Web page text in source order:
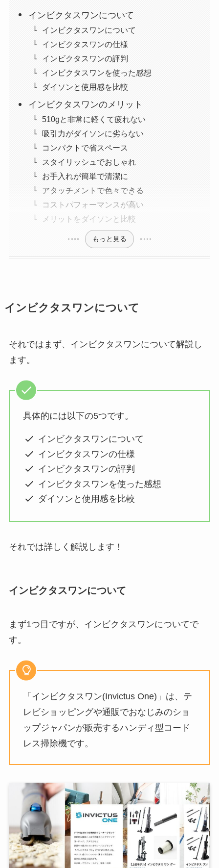
インビクタスワンについて
インビクタスワンについて
インビクタスワンの仕様
インビクタスワンの評判
インビクタスワンを使った感想
ダイソンと使用感を比較
インビクタスワンのメリット
510gと非常に軽くて疲れない
吸引力がダイソンに劣らない
コンパクトで省スペース
スタイリッシュでおしゃれ
お手入れが簡単で清潔に
アタッチメントで色々できる
コストパフォーマンスが高い
メリットをダイソンと比較
もっと見る
インビクタスワンについて
それではまず、インビクタスワンについて解説し
ます。
具体的には以下の5つです。
インビクタスワンについて
インビクタスワンの仕様
インビクタスワンの評判
インビクタスワンを使った感想
ダイソンと使用感を比較
それでは詳しく解説します！
インビクタスワンについて
まず1つ目ですが、インビクタスワンについてで
す。
「インビクタスワン(Invictus One)」は、テ
レビショッピングや通販でおなじみのショ
ップジャパンが販売するハンディ型コード
レス掃除機です。